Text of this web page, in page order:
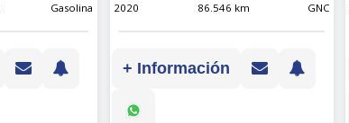
Gasolina
2020
86.546 km GNC
+ Información